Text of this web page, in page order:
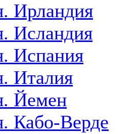
Ирландия
Исландия
Испания
Италия
Йемен
Кабо-Верде